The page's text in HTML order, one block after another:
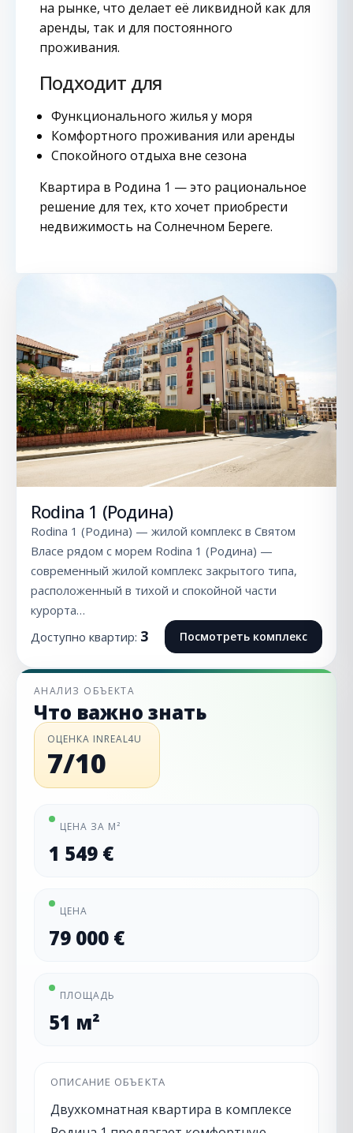
на рынке, что делает её ликвидной как для
аренды, так и для постоянного
проживания.
Подходит для
Функционального жилья у моря
Комфортного проживания или аренды
Спокойного отдыха вне сезона
Квартира в Родина 1 — это рациональное
решение для тех, кто хочет приобрести
недвижимость на Солнечном Береге.
Rodina 1 (Родина)
Rodina 1 (Родина) — жилой комплекс в Святом
Власе рядом с морем Rodina 1 (Родина) —
современный жилой комплекс закрытого типа,
расположенный в тихой и спокойной части
курорта…
Доступно квартир: 3 Посмотреть комплекс
АНАЛИЗ ОБЪЕКТА
Что важно знать
ОЦЕНКА INREAL4U
7/10
ЦЕНА ЗА М²
1 549 €
ЦЕНА
79 000 €
ПЛОЩАДЬ
51 м²
ОПИСАНИЕ ОБЪЕКТА
Двухкомнатная квартира в комплексе